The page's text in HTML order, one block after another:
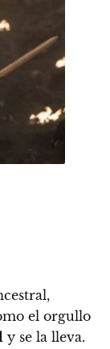
el orgullo
y se la lleva.